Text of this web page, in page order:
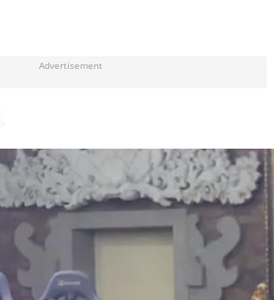
Advertisement